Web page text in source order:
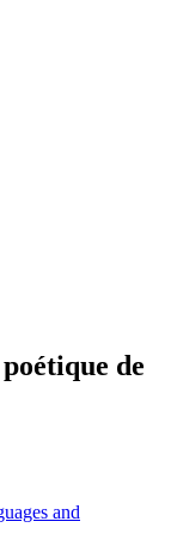
de
and